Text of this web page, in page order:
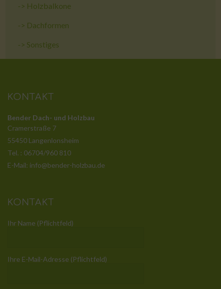
-> Holzbalkone
-> Dachformen
-> Sonstiges
KONTAKT
Bender Dach- und Holzbau
Cramerstraße 7
55450 Langenlonsheim
Tel. : 06704/960 810
E-Mail: info@bender-holzbau.de
KONTAKT
Ihr Name (Pflichtfeld)
Ihre E-Mail-Adresse (Pflichtfeld)